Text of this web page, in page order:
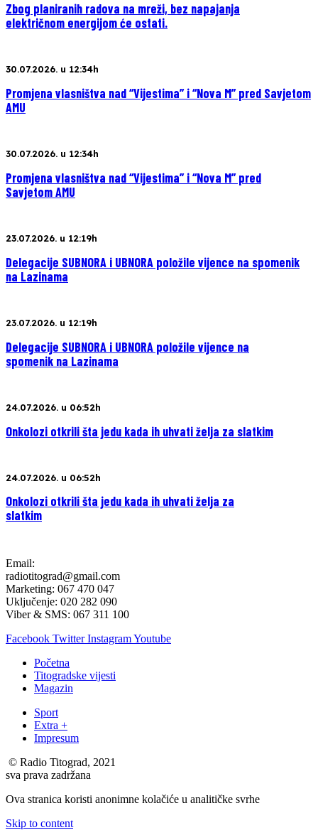
Zbog planiranih radova na mreži, bez napajanja
električnom energijom će ostati.
30.07.2026. u 12:34h
Promjena vlasništva nad “Vijestima” i “Nova M” pred Savjetom
AMU
30.07.2026. u 12:34h
Promjena vlasništva nad “Vijestima” i “Nova M” pred
Savjetom AMU
23.07.2026. u 12:19h
Delegacije SUBNORA i UBNORA položile vijence na spomenik
na Lazinama
23.07.2026. u 12:19h
Delegacije SUBNORA i UBNORA položile vijence na
spomenik na Lazinama
24.07.2026. u 06:52h
Onkolozi otkrili šta jedu kada ih uhvati želja za slatkim
24.07.2026. u 06:52h
Onkolozi otkrili šta jedu kada ih uhvati želja za
slatkim
Email:
radiotitograd@gmail.com
Marketing: 067 470 047
Uključenje: 020 282 090
Viber & SMS: 067 311 100
Facebook Twitter InstagramYoutube
Početna
Titogradske vijesti
Magazin
Sport
Extra +
Impresum
© Radio Titograd, 2021
sva prava zadržana
Ova stranica koristi anonimne kolačiće u analitičke svrhe
Skip to content